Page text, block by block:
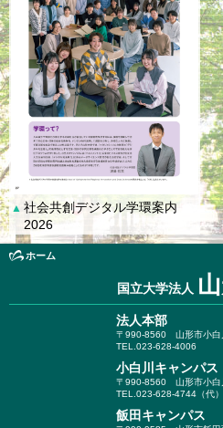
▲ 社会共創デジタル学環案内
2026
ホーム
国立大学法人
法人本部
〒990-8560 山形市小
TEL.023-628-4006
小白川キャンパス
〒990-8560 山形市小
TEL.023-628-4744（代）
飯田キャンパス